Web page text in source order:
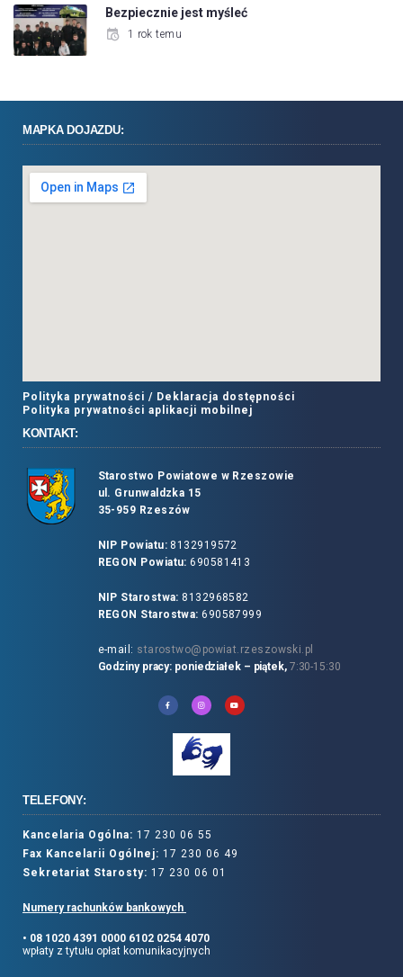
Bezpiecznie jest myśleć
1 rok temu
MAPKA DOJAZDU:
Polityka prywatności / Deklaracja dostępności
Polityka prywatności aplikacji mobilnej
KONTAKT:
Starostwo Powiatowe w Rzeszowie
ul. Grunwaldzka 15
35-959 Rzeszów
NIP Powiatu:8132919572
REGON Powiatu: 690581413
NIP Starostwa: 8132968582
REGON Starostwa: 690587999
e-mail: starostwo@powiat.rzeszowski.pl
Godziny pracy: poniedziałek – piątek, 7:30-15:30
TELEFONY:
Kancelaria Ogólna: 17 230 06 55
Fax Kancelarii Ogólnej: 17 230 06 49
Sekretariat Starosty: 17 230 06 01
Numery rachunków bankowych
• 08 1020 4391 0000 6102 0254 4070
wpłaty z tytułu opłat komunikacyjnych